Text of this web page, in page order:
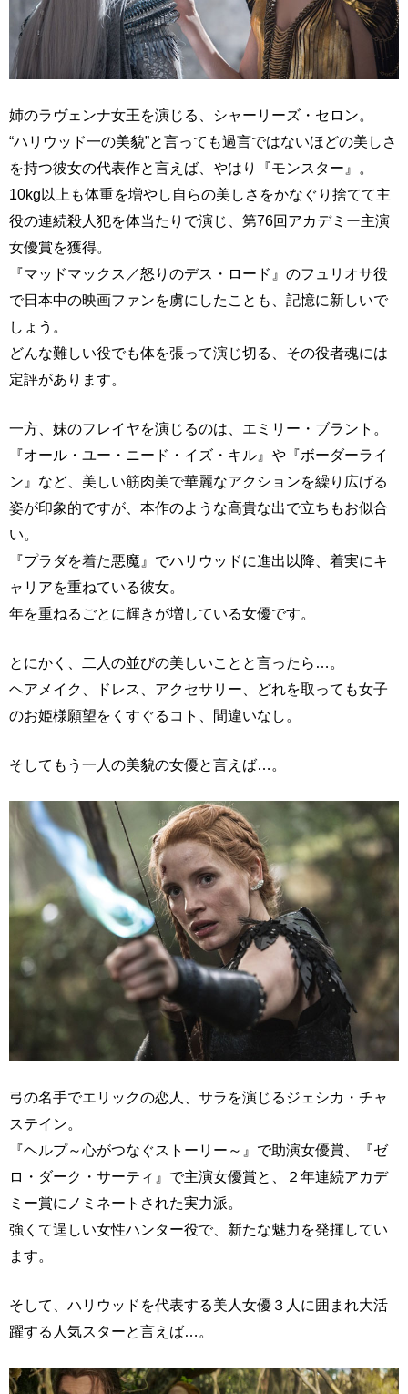
姉のラヴェンナ女王を演じる、シャーリーズ・セロン。
“ハリウッド一の美貌”と言っても過言ではないほどの美しさ
を持つ彼女の代表作と言えば、やはり『モンスター』。
10kg以上も体重を増やし自らの美しさをかなぐり捨てて主
役の連続殺人犯を体当たりで演じ、第76回アカデミー主演
女優賞を獲得。
『マッドマックス／怒りのデス・ロード』のフュリオサ役
で日本中の映画ファンを虜にしたことも、記憶に新しいで
しょう。
どんな難しい役でも体を張って演じ切る、その役者魂には
定評があります。
一方、妹のフレイヤを演じるのは、エミリー・ブラント。
『オール・ユー・ニード・イズ・キル』や『ボーダーライ
ン』など、美しい筋肉美で華麗なアクションを繰り広げる
姿が印象的ですが、本作のような高貴な出で立ちもお似合
い。
『プラダを着た悪魔』でハリウッドに進出以降、着実にキ
ャリアを重ねている彼女。
年を重ねるごとに輝きが増している女優です。
とにかく、二人の並びの美しいことと言ったら…。
ヘアメイク、ドレス、アクセサリー、どれを取っても女子
のお姫様願望をくすぐるコト、間違いなし。
そしてもう一人の美貌の女優と言えば…。
弓の名手でエリックの恋人、サラを演じるジェシカ・チャ
ステイン。
『ヘルプ～心がつなぐストーリー～』で助演女優賞、『ゼ
ロ・ダーク・サーティ』で主演女優賞と、２年連続アカデ
ミー賞にノミネートされた実力派。
強くて逞しい女性ハンター役で、新たな魅力を発揮してい
ます。
そして、ハリウッドを代表する美人女優３人に囲まれ大活
躍する人気スターと言えば…。